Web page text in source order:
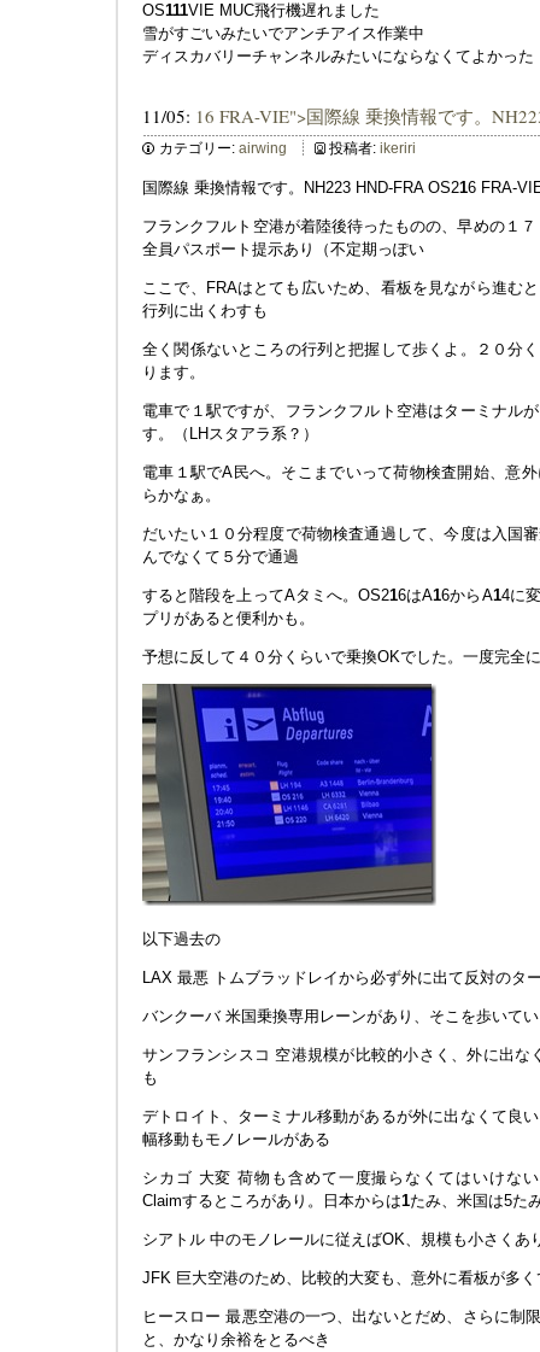
OS111VIE MUC飛行機遅れました
雪がすごいみたいでアンチアイス作業中
ディスカバリーチャンネルみたいにならなくてよかった
11/05: 16 FRA-VIE">国際線 乗換情報です。
カテゴリー: airwing 投稿者: ikeriri
国際線 乗換情報です。NH223 HND-FRA OS216 FRA-
フランクフルト空港が着陸後待ったものの、早めの１
全員パスポート提示あり（不定期っぽい
ここで、FRAはとても広いため、看板を見ながら進む
行列に出くわすも
全く関係ないところの行列と把握して歩くよ。２０分
ります。
電車で１駅ですが、フランクフルト空港はターミナル
す。（LHスタアラ系？）
電車１駅でA民へ。そこまでいって荷物検査開始、意
らかなぁ。
だいたい１０分程度で荷物検査通過して、今度は入国
んでなくて５分で通過
すると階段を上ってAタミへ。OS216はA16からA14に
プリがあると便利かも。
予想に反して４０分くらいで乗換OKでした。一度完全
以下過去の
LAX 最悪 トムブラッドレイから必ず外に出て反対のタ
バンクーバ 米国乗換専用レーンがあり、そこを歩いて
サンフランシスコ 空港規模が比較的小さく、外に出な
も
デトロイト、ターミナル移動があるが外に出なくて良
幅移動もモノレールがある
シカゴ 大変 荷物も含めて一度撮らなくてはいけな
Claimするところがあり。日本からは1たみ、米国は5た
シアトル 中のモノレールに従えばOK、規模も小さくあ
JFK 巨大空港のため、比較的大変も、意外に看板が多く
ヒースロー 最悪空港の一つ、出ないとだめ、さらに制
と、かなり余裕をとるべき